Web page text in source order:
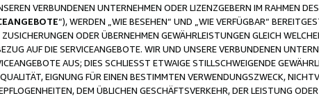
VERBUNDENEN UNTERNEHMEN ODER LIZENZGEBERN IM RAHMEN
“), WERDEN „WIE BESEHEN“ UND „WIE VERFÜGBAR“
ODER ÜBERNEHMEN GEWÄHRLEISTUNGEN GLEICH
AUF DIE SERVICEANGEBOTE. WIR UND UNSERE VERBUNDENEN
AUS; DIES SCHLIESST ETWAIGE STILLSCHWEIGENDE
EIGNUNG FÜR EINEN BESTIMMTEN VERWENDUNGSZWECK,
DEM ÜBLICHEN GESCHÄFTSVERKEHR, DER LEISTUNG